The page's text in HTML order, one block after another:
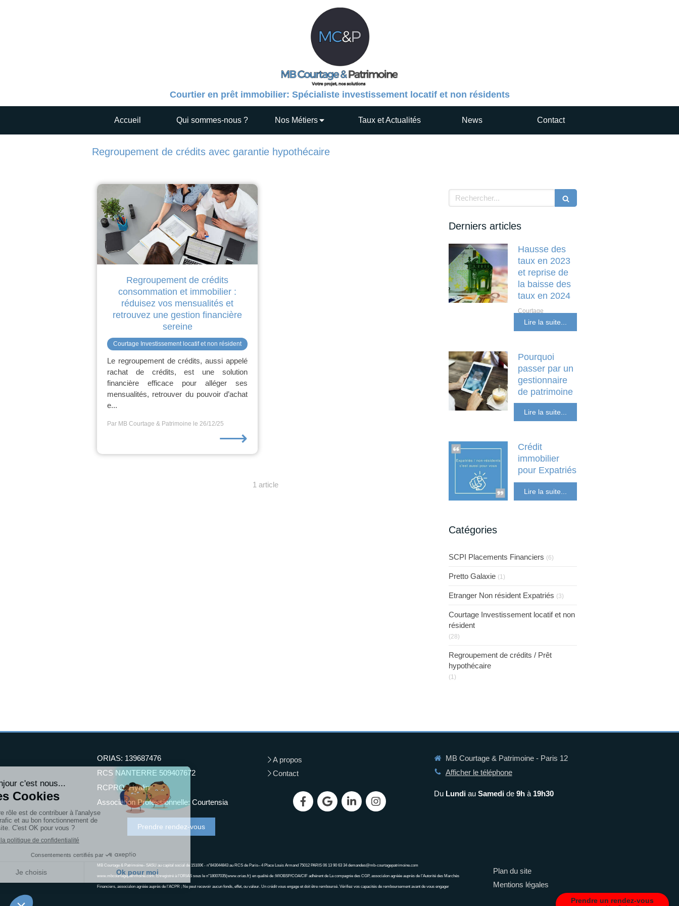
Prendre un rendez-vous
Courtier en prêt immobilier: Spécialiste investissement locatif et non résidents
Accueil Qui sommes-nous ? Nos Métiers Taux et Actualités News Contact
Regroupement de crédits avec garantie hypothécaire
Regroupement de crédits
consommation et immobilier :
réduisez vos mensualités et
retrouvez une gestion financière
sereine
Courtage Investissement locatif et non résident
Le regroupement de crédits, aussi appelé
rachat de crédits, est une solution
financière efficace pour alléger ses
mensualités, retrouver du pouvoir d’achat
e...
Par MB Courtage & Patrimoine le 26/12/25
⟶
1 article
Rechercher
Derniers articles
Hausse des
taux en 2023
et reprise de
la baisse des
taux en 2024
Courtage
et non résident
Lire la suite...
Pourquoi
passer par un
gestionnaire
de patrimoine
Financiers
Lire la suite...
Crédit
immobilier
pour Expatriés
résident Expatriés
Lire la suite...
Catégories
SCPI Placements Financiers (6)
Pretto Galaxie (1)
Etranger Non résident Expatriés (3)
Courtage Investissement locatif et non
résident
(28)
Regroupement de crédits / Prêt
hypothécaire
(1)
ORIAS: 139687476
RCS NANTERRE 509407672
RCPRO: Hyalin
Association Professionnelle: Courtensia
Prendre rendez-vous
A propos
Contact
MB Courtage & Patrimoine - Paris 12
Afficher le téléphone
Du Lundiau Samedide 9hà 19h30
MB Courtage & Patrimoine– SASU au capital social de 15100€ - n°843044843 au RCS de Paris– 4 Place Louis Armand 75012 PARIS 06 13 90 63 34 demandes@mb-courtagepatrimoine.com
www.mbcourtagepatrimoine.com. Enregistré à l’ORIAS sous le n°18007035(www.orias.fr) en qualité de :MIOBSP/COA/CIF adhérent de La compagnie des CGP, associa\on agréée auprès de l’Autorité des Marchés
Financiers, associa\on agréée auprès de l’ACPR ; Ne peut recevoir aucun fonds, effet, ou valeur. Un crédit vous engage et doit être remboursé. Vérifiez vos capacités de remboursement avant de vous engager
Plan du site
Mentions légales